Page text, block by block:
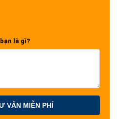
là gì?
VẤN MIỄN PHÍ